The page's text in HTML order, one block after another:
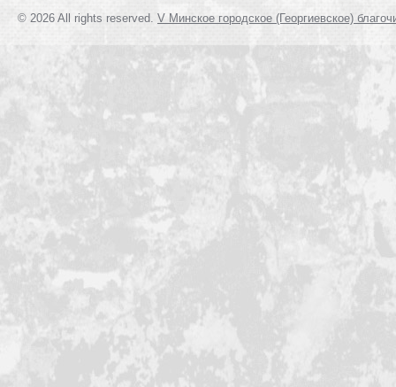
© 2026 All rights reserved. V Минское городское (Георгиевское)